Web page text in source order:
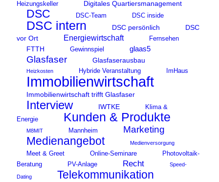
Heizungskeller
Digitales Quartiersmanagement
DSC DSC-Team DSC inside
DSC intern DSC persönlich
DSC
vor Ort
Energiewirtschaft Fernsehen
FTTH Gewinnspiel glaas5
Glasfaser Glasfaserausbau
Heizkosten Hybride Veranstaltung ImHaus
Immobilienwirtschaft
Immobilienwirtschaft trifft Glasfaser
Interview IWTKE
Klima &
Energie
Kunden & Produkte
M8MIT Mannheim Marketing
Medienangebot Medienversorgung
Meet & Greet Online-Seminare
Photovoltaik-
Beratung
PV-Anlage Recht Speed-
Dating Telekommunikation